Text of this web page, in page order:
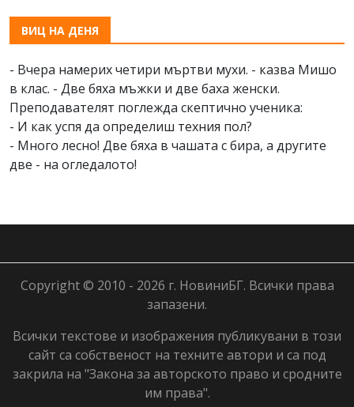
ВИЦ НА ДЕНЯ
- Вчера намерих четири мъртви мухи. - казва Мишо
в клас. - Две бяха мъжки и две баха женски.
Преподавателят поглежда скептично ученика:
- И как успя да определиш техния пол?
- Много лесно! Две бяха в чашата с бира, а другите
две - на огледалото!
Copyright © 2010 - 2026 г. НовиниБГ. Всички права
запазени.
Всички текстове и изображения публикувани в този
сайт са собственост на техните автори и са под
закрила на "Закона за авторското право и сродните
им права".